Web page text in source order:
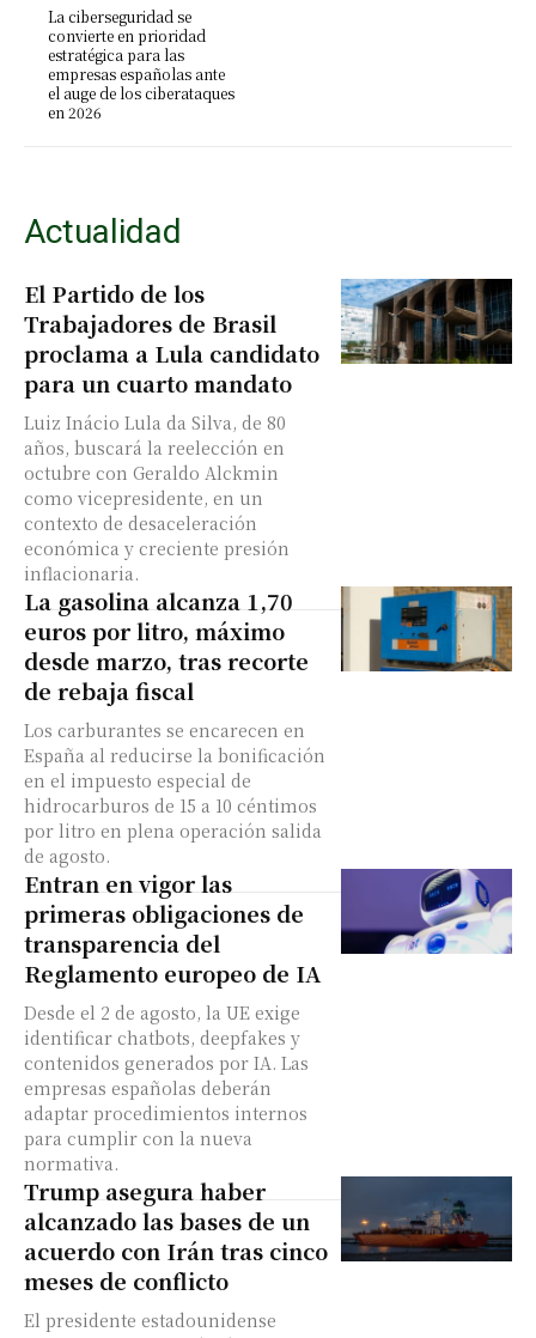
La ciberseguridad se
convierte en prioridad
estratégica para las
empresas españolas ante
el auge de los ciberataques
en 2026
Actualidad
El Partido de los
Trabajadores de Brasil
proclama a Lula candidato
para un cuarto mandato
Luiz Inácio Lula da Silva, de 80
años, buscará la reelección en
octubre con Geraldo Alckmin
como vicepresidente, en un
contexto de desaceleración
económica y creciente presión
inflacionaria.
La gasolina alcanza 1,70
euros por litro, máximo
desde marzo, tras recorte
de rebaja fiscal
Los carburantes se encarecen en
España al reducirse la bonificación
en el impuesto especial de
hidrocarburos de 15 a 10 céntimos
por litro en plena operación salida
de agosto.
Entran en vigor las
primeras obligaciones de
transparencia del
Reglamento europeo de IA
Desde el 2 de agosto, la UE exige
identificar chatbots, deepfakes y
contenidos generados por IA. Las
empresas españolas deberán
adaptar procedimientos internos
para cumplir con la nueva
normativa.
Trump asegura haber
alcanzado las bases de un
acuerdo con Irán tras cinco
meses de conflicto
El presidente estadounidense